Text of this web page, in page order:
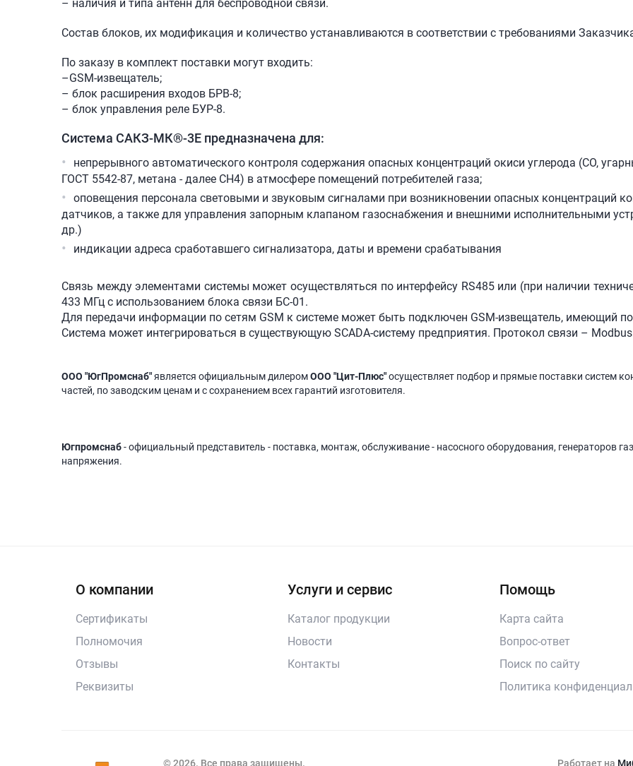
– наличия и типа антенн для беспроводной связи.
Состав блоков, их модификация и количество устанавливаются в соответствии с требованиями
По заказу в комплект поставки могут входить:
–GSM-извещатель;
– блок расширения входов БРВ-8;
– блок управления реле БУР-8.
Система САКЗ-МК®-3Е предназначена для:
непрерывного автоматического контроля содержания опасных концентраций окиси углерода (СО,
ГОСТ 5542-87, метана - далее СН4) в атмосфере помещений потребителей газа;
оповещения персонала световыми и звуковым сигналами при возникновении опасных концентраций
датчиков, а также для управления запорным клапаном газоснабжения и внешними исполнительными
др.)
индикации адреса сработавшего сигнализатора, даты и времени срабатывания
Связь между элементами системы может осуществляться по интерфейсу RS485 или (при наличии
433 МГц с использованием блока связи БС-01.
Для передачи информации по сетям GSM к системе может быть подключен GSM-извещатель, имеющий
Система может интегрироваться в существующую SCADA-систему предприятия. Протокол связи –
ООО "ЮгПромснаб"является официальным дилеромООО "Цит-Плюс"осуществляет подбор и прямые поставки систем
частей, по заводским ценам и с сохранением всех гарантий изготовителя.
Югпромснаб- официальный представитель - поставка, монтаж, обслуживание - насосного оборудования, генераторов
напряжения.
О компании
Сертификаты
Полномочия
Отзывы
Реквизиты
Услуги и сервис
Каталог продукции
Новости
Контакты
Помощь
Карта сайта
Вопрос-ответ
Поиск по сайту
Политика
© 2026. Все права защищены. Работает на